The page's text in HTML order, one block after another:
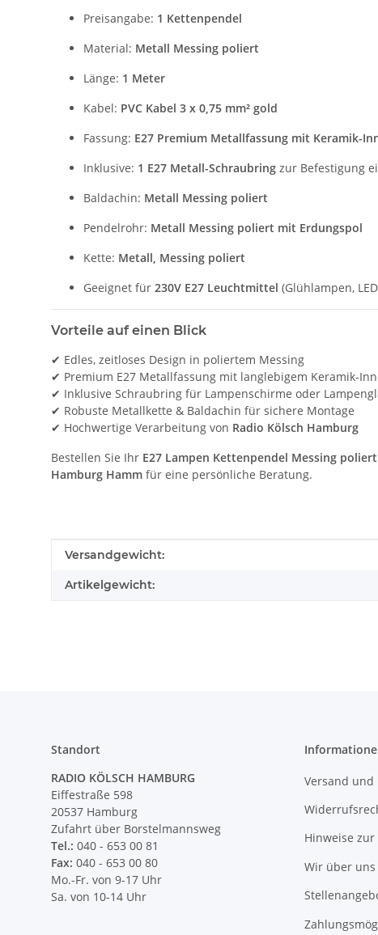
Preisangabe: 1 Kettenpendel
Material: Metall Messing poliert
Länge: 1 Meter
Kabel: PVC Kabel 3 x 0,75 mm² gold
Fassung: E27 Premium Metallfassung mit Keramik-
Inklusive: 1 E27 Metall-Schraubring zur Befestigung
Baldachin: Metall Messing poliert
Pendelrohr: Metall Messing poliert mit Erdungspol
Kette: Metall, Messing poliert
Geeignet für 230V E27 Leuchtmittel (Glühlampen,
Vorteile auf einen Blick
✔ Edles, zeitloses Design in poliertem Messing
✔ Premium E27 Metallfassung mit langlebigem Keramik-
✔ Inklusive Schraubring für Lampenschirme oder
✔ Robuste Metallkette & Baldachin für sichere Montage
✔ Hochwertige Verarbeitung von Radio Kölsch Hamburg
Bestellen Sie Ihr E27 Lampen Kettenpendel Messing poliert
Hamburg Hamm für eine persönliche Beratung.
Produkteigenschaft
Wert
Versandgewicht:
Artikelgewicht:
Standort
RADIO KÖLSCH HAMBURG
Eiffestraße 598
20537 Hamburg
Zufahrt über Borstelmannsweg
Tel.: 040 - 653 00 81
Fax: 040 - 653 00 80
Mo.-Fr. von 9-17 Uhr
Sa. von 10-14 Uhr
Versand und
Hinweise
Wir über uns